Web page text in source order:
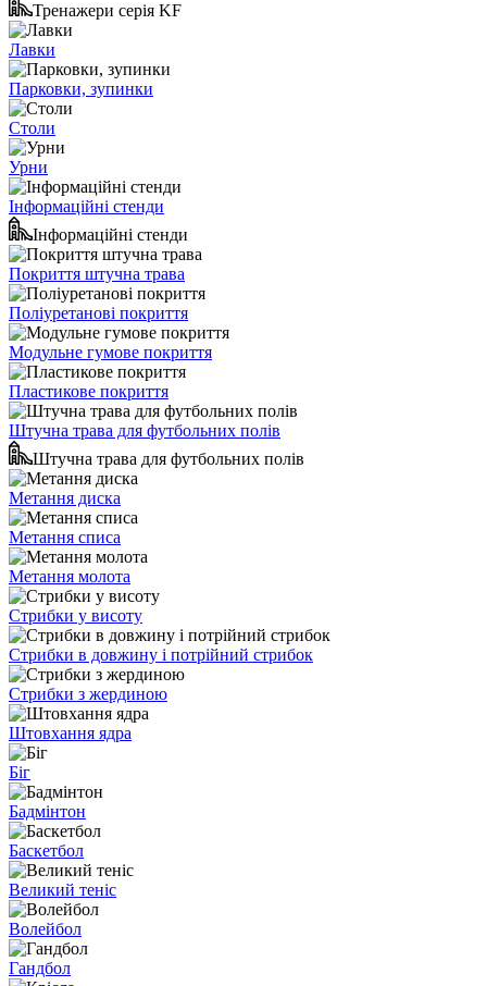
Тренажери серія KF
Лавки
Парковки, зупинки
Столи
Урни
Інформаційні стенди
Інформаційні стенди
Покриття штучна трава
Поліуретанові покриття
Модульне гумове покриття
Пластикове покриття
Штучна трава для футбольних полів
Штучна трава для футбольних полів
Метання диска
Метання списа
Метання молота
Стрибки у висоту
Стрибки в довжину і потрійний стрибок
Стрибки з жердиною
Штовхання ядра
Біг
Бадмінтон
Баскетбол
Великий теніс
Волейбол
Гандбол